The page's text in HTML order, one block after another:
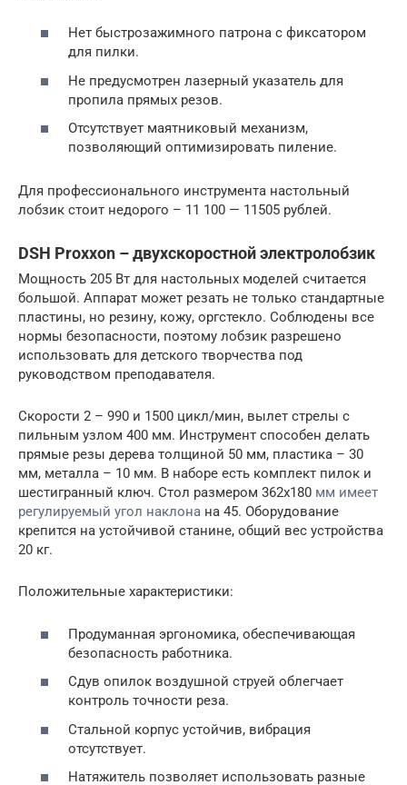
Нет быстрозажимного патрона с фиксатором
для пилки.
Не предусмотрен лазерный указатель для
пропила прямых резов.
Отсутствует маятниковый механизм,
позволяющий оптимизировать пиление.
Для профессионального инструмента настольный
лобзик стоит недорого – 11 100 — 11505 рублей.
DSH Proxxon – двухскоростной электролобзик
Мощность 205 Вт для настольных моделей считается
большой. Аппарат может резать не только стандартные
пластины, но резину, кожу, оргстекло. Соблюдены все
нормы безопасности, поэтому лобзик разрешено
использовать для детского творчества под
руководством преподавателя.
Скорости 2 – 990 и 1500 цикл/мин, вылет стрелы с
пильным узлом 400 мм. Инструмент способен делать
прямые резы дерева толщиной 50 мм, пластика – 30
мм, металла – 10 мм. В наборе есть комплект пилок и
шестигранный ключ. Стол размером 362х180 мм имеет
регулируемый угол наклона на 45. Оборудование
крепится на устойчивой станине, общий вес устройства
20 кг.
Положительные характеристики:
Продуманная эргономика, обеспечивающая
безопасность работника.
Сдув опилок воздушной струей облегчает
контроль точности реза.
Стальной корпус устойчив, вибрация
отсутствует.
Натяжитель позволяет использовать разные